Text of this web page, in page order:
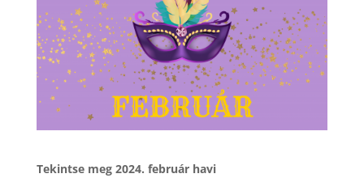
Tekintse meg 2024. február havi